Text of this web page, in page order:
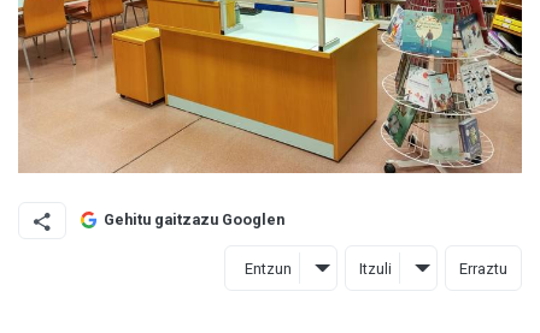
Gehitu gaitzazu Googlen
Entzun Itzuli Erraztu